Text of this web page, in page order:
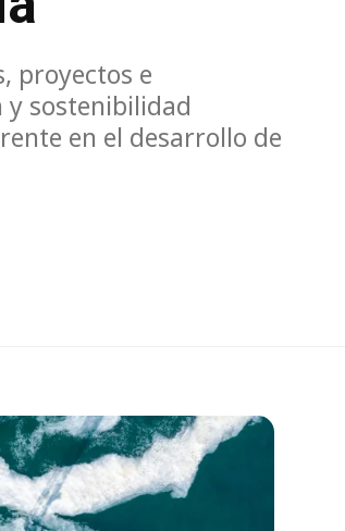
proyectos e
y sostenibilidad
en el desarrollo de